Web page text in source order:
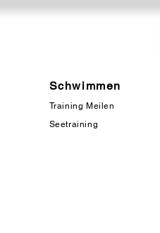
Schwimmen
Training Meilen
Seetraining